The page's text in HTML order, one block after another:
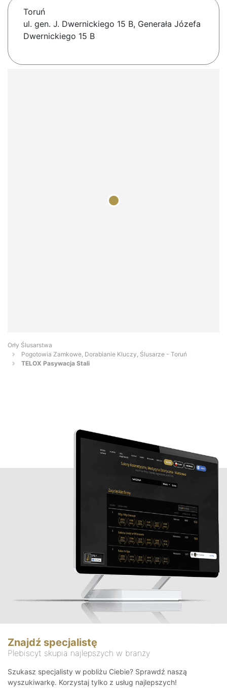
Toruń
ul. gen. J. Dwernickiego 15 B, Generała Józefa
Dwernickiego 15 B
Orły Ślusarstwa
Pogotowia Zamkowe, Dorabianie Kluczy, Ślusarze - Toruń
TELOX Pasywacja Stali
Znajdź specjalistę
Plebiscyt skupia najlepszych w branży
Szukasz specjalisty w pobliżu Ciebie? Sprawdź naszą
wyszukiwarkę. Korzystaj tylko z usług najlepszych!